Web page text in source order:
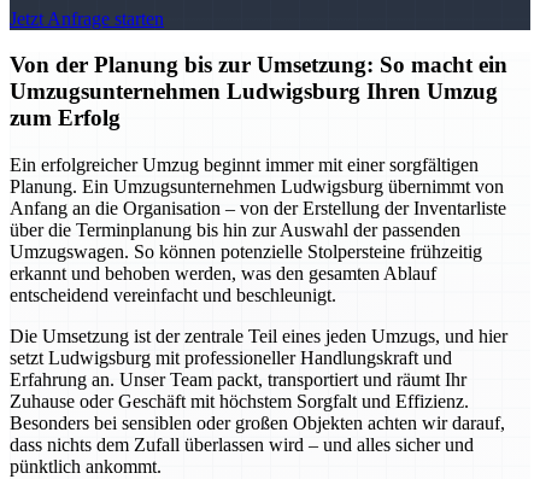
Jetzt Anfrage starten
Von der Planung bis zur Umsetzung: So macht ein
Umzugsunternehmen Ludwigsburg Ihren Umzug
zum Erfolg
Ein erfolgreicher Umzug beginnt immer mit einer sorgfältigen
Planung. Ein Umzugsunternehmen Ludwigsburg übernimmt von
Anfang an die Organisation – von der Erstellung der Inventarliste
über die Terminplanung bis hin zur Auswahl der passenden
Umzugswagen. So können potenzielle Stolpersteine frühzeitig
erkannt und behoben werden, was den gesamten Ablauf
entscheidend vereinfacht und beschleunigt.
Die Umsetzung ist der zentrale Teil eines jeden Umzugs, und hier
setzt Ludwigsburg mit professioneller Handlungskraft und
Erfahrung an. Unser Team packt, transportiert und räumt Ihr
Zuhause oder Geschäft mit höchstem Sorgfalt und Effizienz.
Besonders bei sensiblen oder großen Objekten achten wir darauf,
dass nichts dem Zufall überlassen wird – und alles sicher und
pünktlich ankommt.